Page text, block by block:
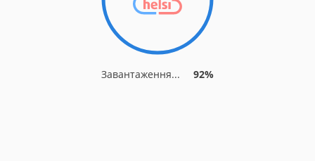
Завантаження... 92%